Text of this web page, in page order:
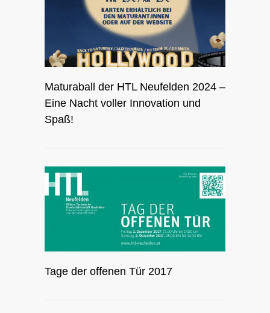
Maturaball der HTL Neufelden 2024 –
Eine Nacht voller Innovation und
Spaß!
Tage der offenen Tür 2017